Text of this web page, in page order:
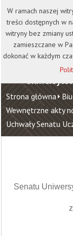
Wirtualna Uczelnia
Strona główna
Wewnętrzne akty
Uchwały Senatu
Senatu
W ramach naszej
treści dostępnych w
witryny bez zmiany
zamieszczane w
dokonać w każdym